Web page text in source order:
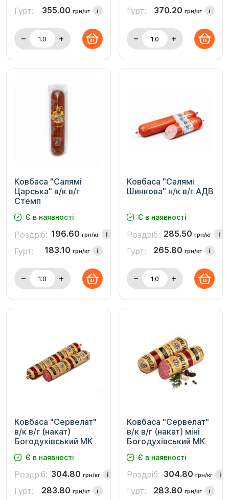
Гурт: 355.00 грн/кг i Гурт: 370.20 грн/кг i
Ковбаса "Салямі
Царська" в/к в/г
Стемп
Є в наявності
Роздріб: 196.60 грн/кг i
Гурт: 183.10 грн/кг i
Ковбаса "Салямі
Шинкова" н/к в/г АДВ
Є в наявності
Роздріб: 285.50 грн/кг i
Гурт: 265.80 грн/кг i
Ковбаса "Сервелат"
в/к в/г (накат)
Богодухівський МК
Є в наявності
Роздріб: 304.80 грн/кг i
Гурт: 283.80 грн/кг i
Ковбаса "Сервелат"
в/к в/г (накат) міні
Богодухівський МК
Є в наявності
Роздріб: 304.80 грн/кг i
Гурт: 283.80 грн/кг i